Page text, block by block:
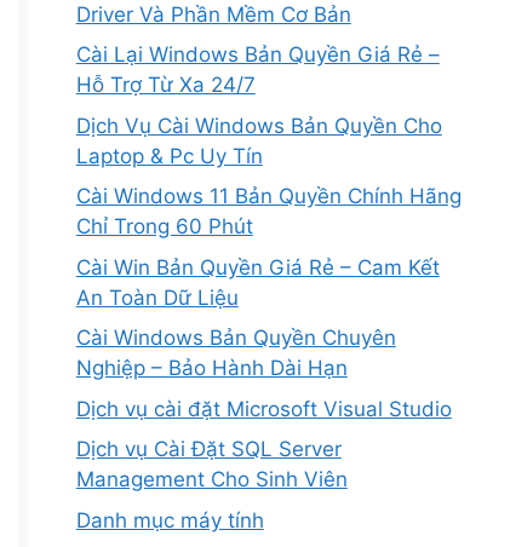
Driver Và Phần Mềm Cơ Bản
Cài Lại Windows Bản Quyền Giá Rẻ –
Hỗ Trợ Từ Xa 24/7
Dịch Vụ Cài Windows Bản Quyền Cho
Laptop & Pc Uy Tín
Cài Windows 11 Bản Quyền Chính Hãng
Chỉ Trong 60 Phút
Cài Win Bản Quyền Giá Rẻ – Cam Kết
An Toàn Dữ Liệu
Cài Windows Bản Quyền Chuyên
Nghiệp – Bảo Hành Dài Hạn
Dịch vụ cài đặt Microsoft Visual Studio
Dịch vụ Cài Đặt SQL Server
Management Cho Sinh Viên
Danh mục máy tính